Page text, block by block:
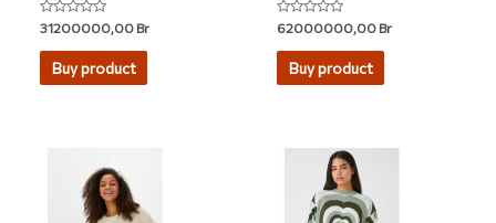
Rated
0
out
31200000,00Br
Buy product
Rated
0
out
62000000,00Br
Buy product